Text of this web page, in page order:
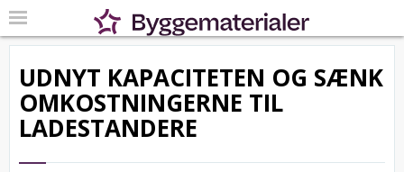
UDNYT KAPACITETEN OG SÆNK
OMKOSTNINGERNE TIL
LADESTANDERE